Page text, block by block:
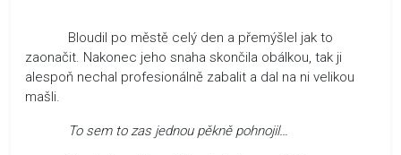
Bloudil po městě celý den a přemýšlel jak to
zaonačit. Nakonec jeho snaha skončila obálkou, tak ji
alespoň nechal profesionálně zabalit a dal na ni velikou
mašli.
To sem to zas jednou pěkně pohnojil…